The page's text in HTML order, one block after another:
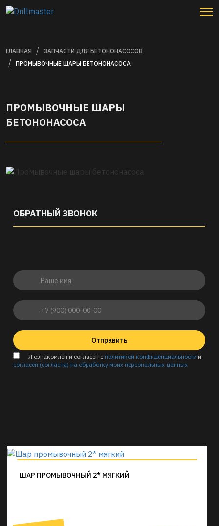
ГЛАВНАЯ
ЗАПЧАСТИ ДЛЯ БЕТОНОНАСОСОВ
ПРОМЫВОЧНЫЕ ШАРЫ БЕТОНОНАСОСА
ПРОМЫВОЧНЫЕ ШАРЫ
БЕТОНОНАСОСА
ОБРАТНЫЙ ЗВОНОК
Отправить
Я ознакомлен и согласен с политикой конфиденциальности и
согласен (согласна) на обработку моих персональных данных
ШАР ПРОМЫВОЧНЫЙ 2* МЯГКИЙ